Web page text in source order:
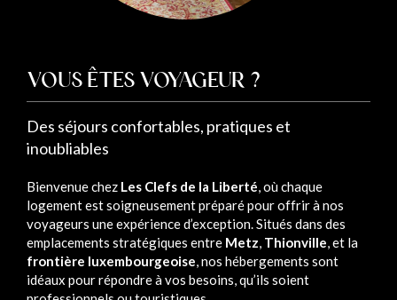
VOUS ÊTES VOYAGEUR ?
Des séjours confortables, pratiques et
inoubliables
Bienvenue chez Les Clefs de la Liberté, où chaque
logement est soigneusement préparé pour offrir à nos
voyageurs une expérience d’exception. Situés dans des
emplacements stratégiques entre Metz, Thionville, et la
frontière luxembourgeoise, nos hébergements sont
idéaux pour répondre à vos besoins, qu’ils soient